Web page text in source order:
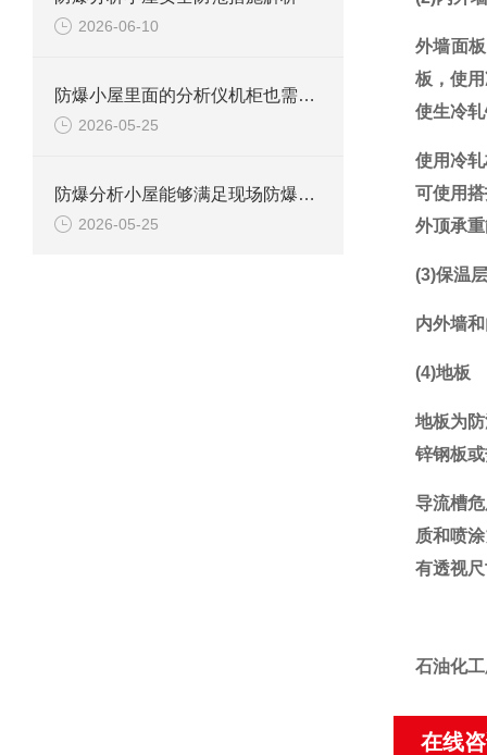
2026-06-10
防爆小屋里面的分析仪机柜也需要防爆的吗？
2026-05-25
防爆分析小屋能够满足现场防爆要求吗？
2026-05-25
外墙面
板，使
使生冷
使用冷
可使用
外顶承
(3)保温层
内外墙
(4)地板
地板为
锌钢板
导流槽
质和喷
有透视
石油化
在线